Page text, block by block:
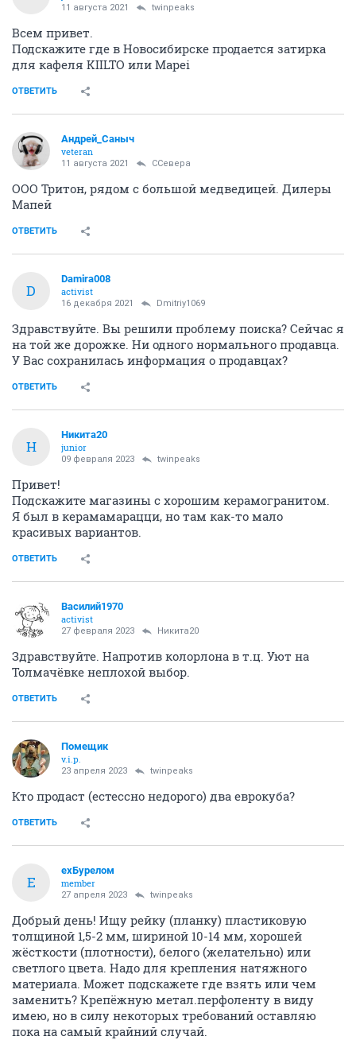
11 августа 2021 twinpeaks
Всем привет.
Подскажите где в Новосибирске продается затирка
для кафеля KIILTO или Mapei
ОТВЕТИТЬ
Андрей_Саныч
veteran
11 августа 2021 CСевера
ООО Тритон, рядом с большой медведицей. Дилеры
Мапей
ОТВЕТИТЬ
D
Damira008
activist
16 декабря 2021 Dmitriy1069
Здравствуйте. Вы решили проблему поиска? Сейчас я
на той же дорожке. Ни одного нормального продавца.
У Вас сохранилась информация о продавцах?
ОТВЕТИТЬ
Н
Никита20
junior
09 февраля 2023 twinpeaks
Привет!
Подскажите магазины с хорошим керамогранитом.
Я был в керамамарацци, но там как-то мало
красивых вариантов.
ОТВЕТИТЬ
Василий1970
activist
27 февраля 2023 Никита20
Здравствуйте. Напротив колорлона в т.ц. Уют на
Толмачёвке неплохой выбор.
ОТВЕТИТЬ
Помещик
v.i.p.
23 апреля 2023 twinpeaks
Кто продаст (естессно недорого) два еврокуба?
ОТВЕТИТЬ
E
exБурелом
member
27 апреля 2023 twinpeaks
Добрый день! Ищу рейку (планку) пластиковую
толщиной 1,5-2 мм, шириной 10-14 мм, хорошей
жёсткости (плотности), белого (желательно) или
светлого цвета. Надо для крепления натяжного
материала. Может подскажете где взять или чем
заменить? Крепёжную метал.перфоленту в виду
имею, но в силу некоторых требований оставляю
пока на самый крайний случай.